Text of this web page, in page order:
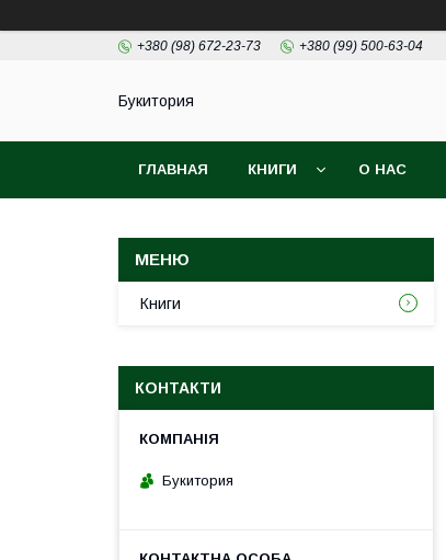
+380 (98) 672-23-73 +380 (99) 500-63-04
Букитория
ГЛАВНАЯ КНИГИ О НАС
Книги
КОНТАКТИ
Букитория